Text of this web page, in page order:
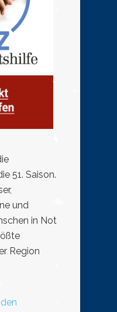
51. Saison.
und
in Not
Region